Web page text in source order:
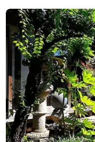
山の湯」は、肌にやさしい
んでいただいておりま...